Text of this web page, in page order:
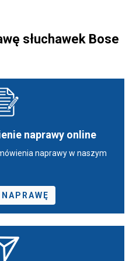
słuchawek Bose
naprawy online
naprawy w naszym